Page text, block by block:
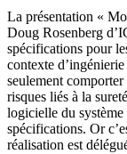
La présentation «
Doug Rosenberg
spécifications pour
contexte
seulement
risques liés à la
logicielle du système
spécifications. Or
réalisation est